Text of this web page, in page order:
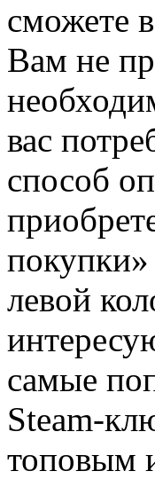
сможете
Вам не
вас
способ
левой
самые
Steam-
топовым